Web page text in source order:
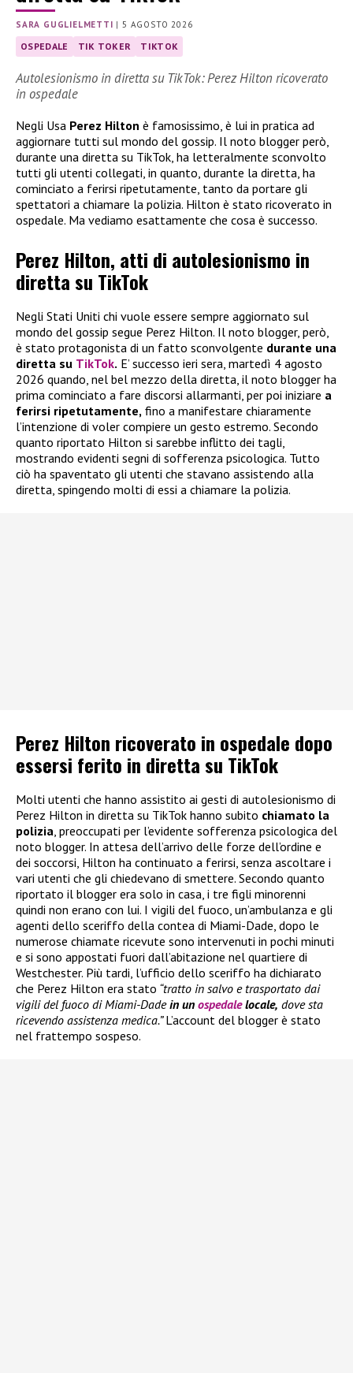
SARA GUGLIELMETTI |5 AGOSTO 2026
OSPEDALE TIK TOKER TIKTOK
Autolesionismo in diretta su TikTok: Perez Hilton ricoverato
in ospedale
Negli Usa Perez Hilton è famosissimo, è lui in pratica ad
aggiornare tutti sul mondo del gossip. Il noto blogger però,
durante una diretta su TikTok, ha letteralmente sconvolto
tutti gli utenti collegati, in quanto, durante la diretta, ha
cominciato a ferirsi ripetutamente, tanto da portare gli
spettatori a chiamare la polizia. Hilton è stato ricoverato in
ospedale. Ma vediamo esattamente che cosa è successo.
Perez Hilton, atti di autolesionismo in
diretta su TikTok
Negli Stati Uniti chi vuole essere sempre aggiornato sul
mondo del gossip segue Perez Hilton. Il noto blogger, però,
è stato protagonista di un fatto sconvolgente durante una
diretta su TikTok. E’ successo ieri sera, martedì 4 agosto
2026 quando, nel bel mezzo della diretta, il noto blogger ha
prima cominciato a fare discorsi allarmanti, per poi iniziare a
ferirsi ripetutamente, fino a manifestare chiaramente
l’intenzione di voler compiere un gesto estremo. Secondo
quanto riportato Hilton si sarebbe inflitto dei tagli,
mostrando evidenti segni di sofferenza psicologica. Tutto
ciò ha spaventato gli utenti che stavano assistendo alla
diretta, spingendo molti di essi a chiamare la polizia.
Perez Hilton ricoverato in ospedale dopo
essersi ferito in diretta su TikTok
Molti utenti che hanno assistito ai gesti di autolesionismo di
Perez Hilton in diretta su TikTok hanno subito chiamato la
polizia , preoccupati per l’evidente sofferenza psicologica del
noto blogger. In attesa dell’arrivo delle forze dell’ordine e
dei soccorsi, Hilton ha continuato a ferirsi, senza ascoltare i
vari utenti che gli chiedevano di smettere. Secondo quanto
riportato il blogger era solo in casa, i tre figli minorenni
quindi non erano con lui. I vigili del fuoco, un’ambulanza e gli
agenti dello sceriffo della contea di Miami-Dade, dopo le
numerose chiamate ricevute sono intervenuti in pochi minuti
e si sono appostati fuori dall’abitazione nel quartiere di
Westchester. Più tardi, l’ufficio dello sceriffo ha dichiarato
che Perez Hilton era stato “tratto in salvo e trasportato dai
vigili del fuoco di Miami-Dadein un ospedalelocale, dove sta
ricevendo assistenza medica.”L’account del blogger è stato
nel frattempo sospeso.